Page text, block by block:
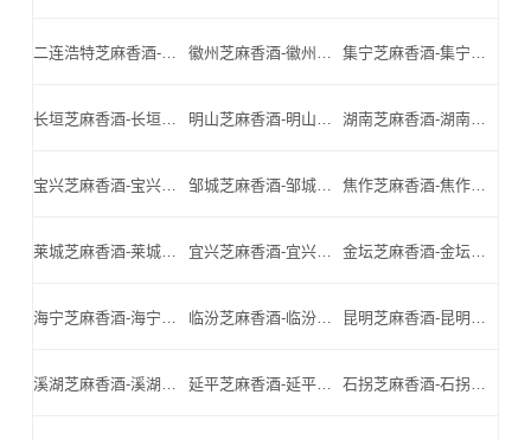
二连浩特芝麻香酒-二连浩特名酒-二连浩特小北门_二连浩特芝麻香酒厂家 徽州芝麻香酒-徽州名酒-徽州小北门_徽州芝麻香酒厂家 集宁芝麻香酒-集宁名酒-集宁小北门_集宁芝麻香酒厂家
长垣芝麻香酒-长垣名酒-长垣小北门_长垣芝麻香酒厂家 明山芝麻香酒-明山名酒-明山小北门_明山芝麻香酒厂家 湖南芝麻香酒-湖南名酒-湖南小北门_湖南芝麻香酒厂家
宝兴芝麻香酒-宝兴名酒-宝兴小北门_宝兴芝麻香酒厂家 邹城芝麻香酒-邹城名酒-邹城小北门_邹城芝麻香酒厂家 焦作芝麻香酒-焦作名酒-焦作小北门_焦作芝麻香酒厂家
莱城芝麻香酒-莱城名酒-莱城小北门_莱城芝麻香酒厂家 宜兴芝麻香酒-宜兴名酒-宜兴小北门_宜兴芝麻香酒厂家 金坛芝麻香酒-金坛名酒-金坛小北门_金坛芝麻香酒厂家
海宁芝麻香酒-海宁名酒-海宁小北门_海宁芝麻香酒厂家 临汾芝麻香酒-临汾名酒-临汾小北门_临汾芝麻香酒厂家 昆明芝麻香酒-昆明名酒-昆明小北门_昆明芝麻香酒厂家
溪湖芝麻香酒-溪湖名酒-溪湖小北门_溪湖芝麻香酒厂家 延平芝麻香酒-延平名酒-延平小北门_延平芝麻香酒厂家 石拐芝麻香酒-石拐名酒-石拐小北门_石拐芝麻香酒厂家